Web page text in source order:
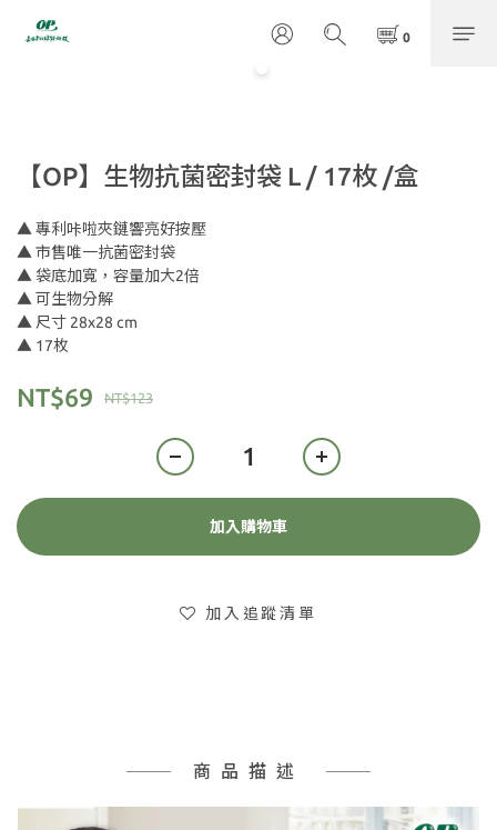
【OP】生物抗菌密封袋 L / 17枚 /盒
▲ 專利咔啦夾鏈響亮好按壓
▲ 市售唯一抗菌密封袋
▲ 袋底加寬，容量加大2倍
▲ 可生物分解
▲ 尺寸 28x28 cm
▲ 17枚
NT$123
NT$69
加入購物車
加入追蹤清單
商品描述